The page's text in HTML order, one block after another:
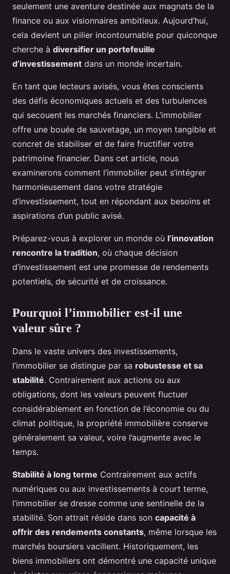
seulement une aventure destinée aux magnats de la
finance ou aux visionnaires ambitieux. Aujourd’hui,
cela devient un pilier incontournable pour quiconque
cherche à diversifier un portefeuille
d’investissement dans un monde incertain.
En tant que lecteurs avisés, vous êtes conscients
des défis économiques actuels et des turbulences
qui secouent les marchés financiers. L’immobilier
offre une bouée de sauvetage, un moyen tangible et
concret de stabiliser et de faire fructifier votre
patrimoine financier. Dans cet article, nous
examinerons comment l’immobilier peut s’intégrer
harmonieusement dans votre stratégie
d’investissement, tout en répondant aux besoins et
aspirations d’un public avisé.
Préparez-vous à explorer un monde où l’innovation
rencontre la tradition, où chaque décision
d’investissement est une promesse de rendements
potentiels, de sécurité et de croissance.
Pourquoi l’immobilier est-il une
valeur sûre ?
Dans le vaste univers des investissements,
l’immobilier se distingue par sa robustesse et sa
stabilité. Contrairement aux actions ou aux
obligations, dont les valeurs peuvent fluctuer
considérablement en fonction de l’économie ou du
climat politique, la propriété immobilière conserve
généralement sa valeur, voire l’augmente avec le
temps.
Stabilité à long terme Contrairement aux actifs
numériques ou aux investissements à court terme,
l’immobilier se dresse comme une sentinelle de la
stabilité. Son attrait réside dans son capacité à
offrir des rendements constants, même lorsque les
marchés boursiers vacillent. Historiquement, les
biens immobiliers ont démontré une capacité unique